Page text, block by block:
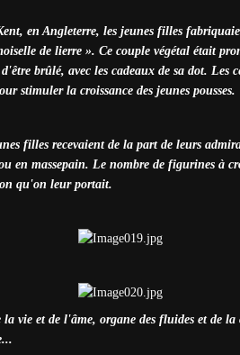
en Angleterre, les jeunes filles
de lierre ». Ce couple végétal était
brûlé, avec les cadeaux de sa dot. Les
stimuler la croissance des jeunes pousses.
filles recevaient de la part de leurs
en massepain. Le nombre de figurines à
qu'on leur portait.
vie et de l'âme, organe des fluides et de